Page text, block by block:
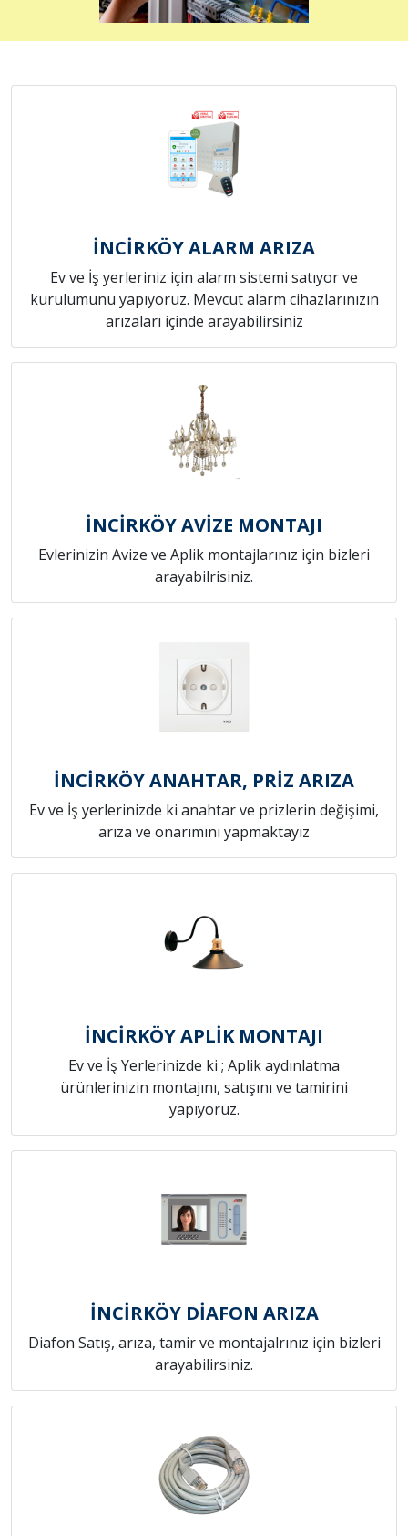
İNCİRKÖY ALARM ARIZA
Ev ve İş yerleriniz için alarm sistemi satıyor ve
kurulumunu yapıyoruz. Mevcut alarm cihazlarınızın
arızaları içinde arayabilirsiniz
İNCİRKÖY AVİZE MONTAJI
Evlerinizin Avize ve Aplik montajlarınız için bizleri
arayabilrisiniz.
İNCİRKÖY ANAHTAR, PRİZ ARIZA
Ev ve İş yerlerinizde ki anahtar ve prizlerin değişimi,
arıza ve onarımını yapmaktayız
İNCİRKÖY APLİK MONTAJI
Ev ve İş Yerlerinizde ki ; Aplik aydınlatma
ürünlerinizin montajını, satışını ve tamirini
yapıyoruz.
İNCİRKÖY DİAFON ARIZA
Diafon Satış, arıza, tamir ve montajalrınız için bizleri
arayabilirsiniz.